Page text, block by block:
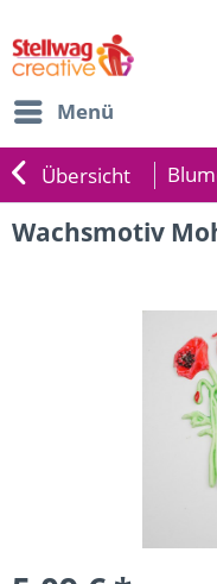
Menü
Übersicht
Wachsmotiv